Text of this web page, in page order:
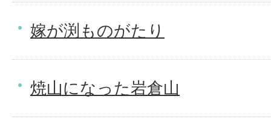
嫁が渕ものがたり
焼山になった岩倉山